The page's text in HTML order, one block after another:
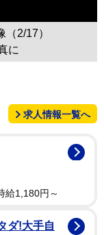
2/17）
に
求人情報一覧へ
給1,180円～
ダ!大手自